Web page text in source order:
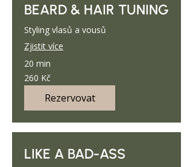
BEARD & HAIR TUNING
Styling vlasů a vousů
Zjistit více
20 min
260
českých
korun
260 Kč
Rezervovat
LIKE A BAD-ASS